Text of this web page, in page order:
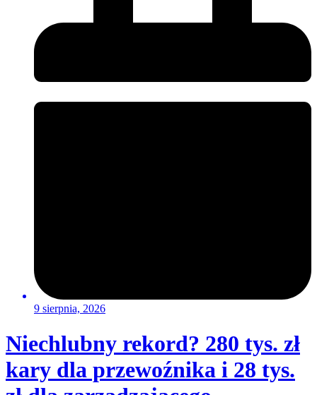
9 sierpnia, 2026
Niechlubny rekord? 280 tys. zł
kary dla przewoźnika i 28 tys.